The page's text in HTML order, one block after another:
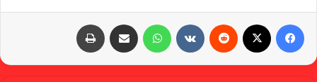
واتساب